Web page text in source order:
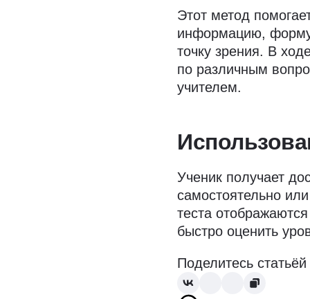
Этот метод
информацию,
точку зрения. В
по различным
учителем.
Ученик получает
самостоятельно
теста
быстро оценить
Поделитесь статьёй